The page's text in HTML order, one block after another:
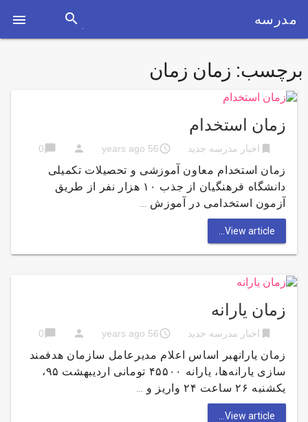
 مدرسه search
برچسب: زمان زمان
زمان استخدام
bookmark اخبار مدرسه جدید access_time
56 years ago
person
chat_bubble
0
زمان استخدام معاون آموزشی و تحصیلات تکمیلی
دانشگاه فرهنگیان از جذب ۱۰ هزار نفر از طریق
آزمون استخدامی در آموزش …
View article...
زمان یارانه
bookmark اخبار مدرسه جدید access_time
56 years ago
person
0
زمان یارانهبر اساس اعلام مدیرعامل سازمان هدفمند
سازی یارانه‌ها، یارانه ۴۵۵۰۰ تومانی اردیبهشت ۹۵،
یکشنبه ۲۶ ساعت ۲۴ واریز و …
View article...